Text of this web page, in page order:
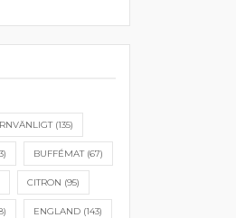
(135)
BUFFÉMAT(67)
CITRON (95)
ENGLAND(143)